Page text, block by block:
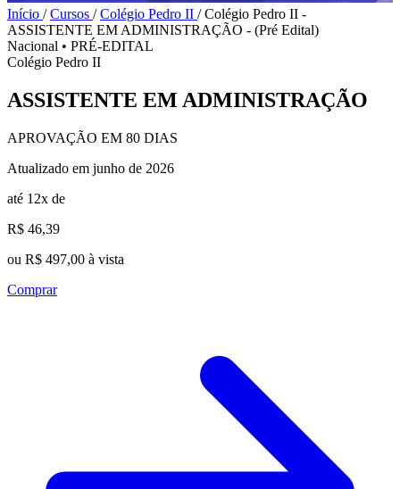
Início / Cursos / Colégio Pedro II / Colégio Pedro II -
ASSISTENTE EM ADMINISTRAÇÃO - (Pré Edital)
Nacional • PRÉ-EDITAL
Colégio Pedro II
ASSISTENTE EM ADMINISTRAÇÃO
APROVAÇÃO EM 80 DIAS
Atualizado em junho de 2026
até 12x de
R$ 46,39
ou R$ 497,00 à vista
Comprar